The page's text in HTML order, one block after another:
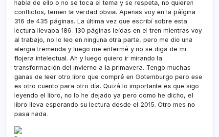
habla de ello o no se toca el tema y se respeta, no quieren
conflictos, temen la verdad obvia. Apenas voy en la páígina
316 de 435 páginas. La última vez que escribí­ sobre esta
lectura llevaba 186. 130 páginas leí­das en el tren mientras voy
al trabajo, no lo leo en ninguna otra parte, pero me dio una
alergia tremenda y luego me enfermé y no se diga de mi
flojera intelectual. Ah y luego quiero ir mirando la
transformación del invierno a la primavera. Tengo muchas
ganas de leer otro libro que compré en Gotemburgo pero ese
es otro cuento para otro dí­a. Quizá lo importante es que sigo
leyendo el libro, no lo he dejado ya pero como he dicho, el
libro lleva esperando su lectura desde el 2015. Otro mes no
pasa nada.